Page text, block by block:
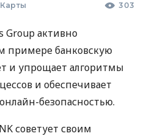
303
Group активно
примере банковскую
и упрощает алгоритмы
и обеспечивает
безопасностью.
советует своим